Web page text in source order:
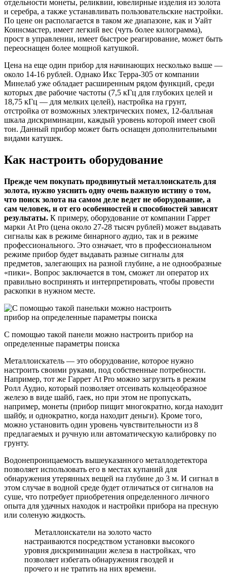
отдельности монеты, реликвии, ювелирные изделия из золота
и серебра, а также устанавливать пользовательские настройки.
По цене он располагается в таком же диапазоне, как и Уайт
Коинсмастер, имеет легкий вес (чуть более килограмма),
прост в управлении, имеет быстрое реагирование, может быть
переоснащен более мощной катушкой.
Цена на еще один прибор для начинающих несколько выше —
около 14-16 рублей. Однако Икс Терра-305 от компании
Минелаб уже обладает расширенным рядом функций, среди
которых две рабочие частоты (7,5 кГц для глубоких целей и
18,75 кГц — для мелких целей), настройка на грунт,
отстройка от возможных электрических помех, 12-балльная
шкала дискриминации, каждый уровень которой имеет свой
тон. Данный прибор может быть оснащен дополнительными
видами катушек.
Как настроить оборудование
Прежде чем покупать продвинутый металлоискатель для
золота, нужно уяснить одну очень важную истину о том,
что поиск золота на самом деле ведет не оборудование, а
сам человек, и от его особенностей и способностей зависят
результаты. К примеру, оборудование от компании Гаррет
марки At Pro (цена около 27-28 тысяч рублей) может выдавать
сигналы как в режиме бинарного аудио, так и в режиме
профессионального. Это означает, что в профессиональном
режиме прибор будет выдавать разные сигналы для
предметов, залегающих на разной глубине, а не однообразные
«пики». Вопрос заключается в том, сможет ли оператор их
правильно воспринять и интерпретировать, чтобы провести
раскопки в нужном месте.
С помощью такой панели можно настроить прибор на
определенные параметры поиска
Металлоискатель — это оборудование, которое нужно
настроить своими руками, под собственные потребности.
Например, тот же Гаррет At Pro можно загрузить в режим
Ролл Аудио, который позволяет отсеивать кольцеобразное
железо в виде шайб, гаек, но при этом не пропускать,
например, монеты (прибор пищит многократно, когда находит
шайбу, и однократно, когда находит деньги). Кроме того,
можно установить один уровень чувствительности из 8
предлагаемых и ручную или автоматическую калибровку по
грунту.
Водонепроницаемость вышеуказанного металлодетектора
позволяет использовать его в местах купаний для
обнаружения утерянных вещей на глубине до 3 м. И сигнал в
этом случае в водной среде будет отличаться от сигналов на
суше, что потребует приобретения определенного личного
опыта для удачных находок и настройки прибора на пресную
или соленую жидкость.
Металлоискатели на золото часто
настраиваются посредством установки высокого
уровня дискриминации железа в настройках, что
позволяет избегать обнаружения гвоздей и
прочего и не тратить на них времени.